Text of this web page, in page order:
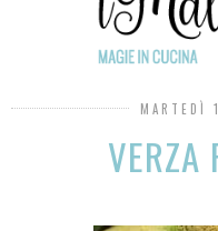
MARTEDÌ
VERZA